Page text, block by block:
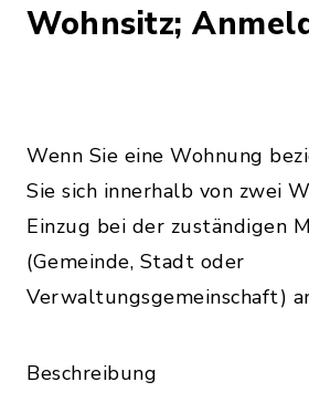
Wohnsitz;
Wenn Sie eine Wohnung
Sie sich innerhalb von zwei
Einzug bei der zuständigen
(Gemeinde, Stadt oder
Verwaltungsgemeinschaft)
Beschreibung